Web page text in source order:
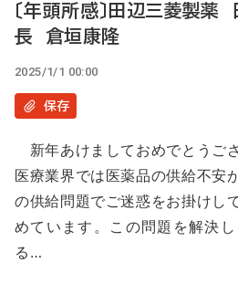
ツ
に
動
〔年頭所感〕田辺三菱製
長 倉垣康隆
2025/1/1 00:00
保存
新年あけましておめでとうご
医療業界では医薬品の供給不安
の供給問題でご迷惑をお掛けし
めています。この問題を解決
る…